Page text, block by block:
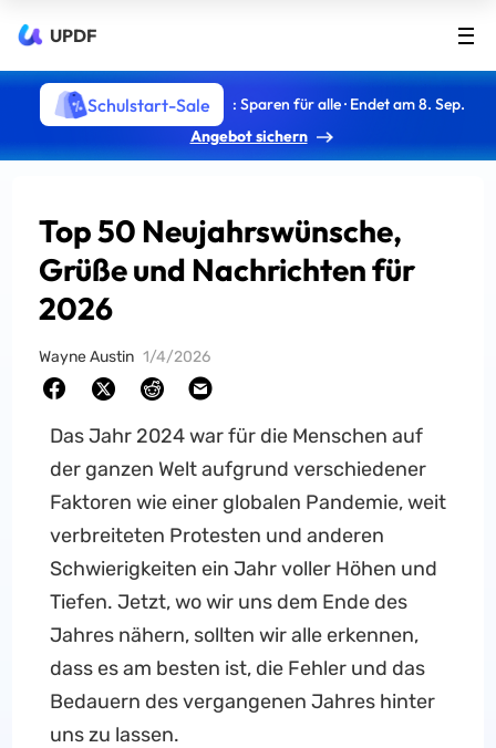
UPDF
Schulstart-Sale
: Sparen für alle · Endet am 8. Sep.
Angebot sichern
Top 50 Neujahrswünsche,
Grüße und Nachrichten für
2026
Wayne Austin 1/4/2026
Das Jahr 2024 war für die Menschen auf
der ganzen Welt aufgrund verschiedener
Faktoren wie einer globalen Pandemie, weit
verbreiteten Protesten und anderen
Schwierigkeiten ein Jahr voller Höhen und
Tiefen. Jetzt, wo wir uns dem Ende des
Jahres nähern, sollten wir alle erkennen,
dass es am besten ist, die Fehler und das
Bedauern des vergangenen Jahres hinter
uns zu lassen.